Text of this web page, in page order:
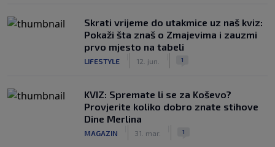
Skrati vrijeme do utakmice uz naš kviz:
Pokaži šta znaš o Zmajevima i zauzmi
prvo mjesto na tabeli
LIFESTYLE 12. jun. 1
KVIZ: Spremate li se za Koševo?
Provjerite koliko dobro znate stihove
Dine Merlina
MAGAZIN 31. mar. 1